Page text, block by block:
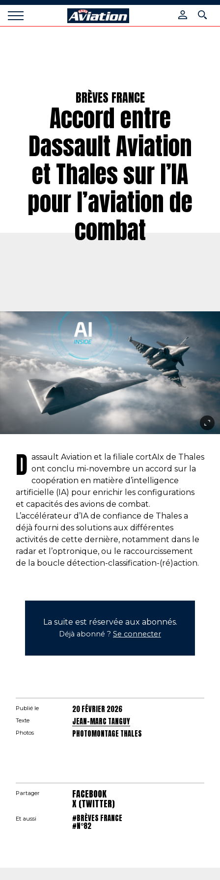
Raids
BRÈVES FRANCE
Accord entre
Dassault Aviation
et Thales sur l’IA
pour l’aviation de
combat
D assault Aviation et la filiale cortAIx de Thales
ont conclu mi-novembre un accord sur la
coopération en matière d’intelligence
artificielle (IA) pour enrichir les configurations
et capacités des avions de combat.
L’accélérateur d’IA de confiance de Thales a
déjà fourni des solutions aux différentes
activités de cette dernière, notamment dans le
radar et l’optronique, ou le raccourcissement
de la boucle détection-classification-(ré)action.
La suite est réservée aux abonnés.
Déjà abonné ? Se connecter
Publié le 20 FÉVRIER 2026
Texte JEAN-MARC TANGUY
Photos PHOTOMONTAGE THALES
Partager FACEBOOK
X (TWITTER)
Et aussi #BRÈVES FRANCE
#N°82
Panneau de gestion des cookies